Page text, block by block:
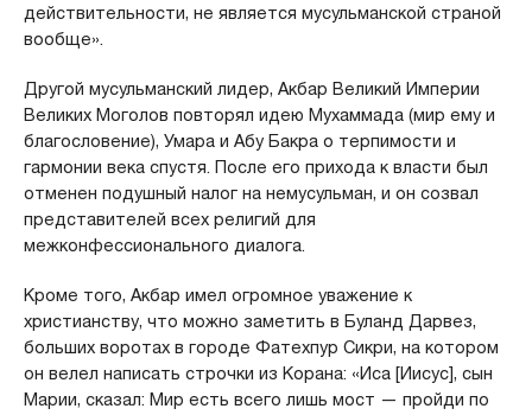
действительности, не является мусульманской страной
вообще».
Другой мусульманский лидер, Акбар Великий Империи
Великих Моголов повторял идею Мухаммада (мир ему и
благословение), Умара и Абу Бакра о терпимости и
гармонии века спустя. После его прихода к власти был
отменен подушный налог на немусульман, и он созвал
представителей всех религий для
межконфессионального диалога.
Кроме того, Акбар имел огромное уважение к
христианству, что можно заметить в Буланд Дарвез,
больших воротах в городе Фатехпур Сикри, на котором
он велел написать строчки из Корана: «Иса [Иисус], сын
Марии, сказал: Мир есть всего лишь мост — пройди по